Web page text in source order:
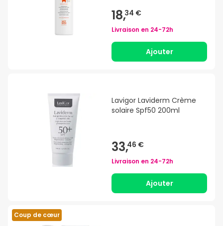
18,34 €
Livraison en 24-72h
Ajouter
Lavigor Laviderm Crème
solaire Spf50 200ml
33,46 €
Livraison en 24-72h
Ajouter
Coup de cœur